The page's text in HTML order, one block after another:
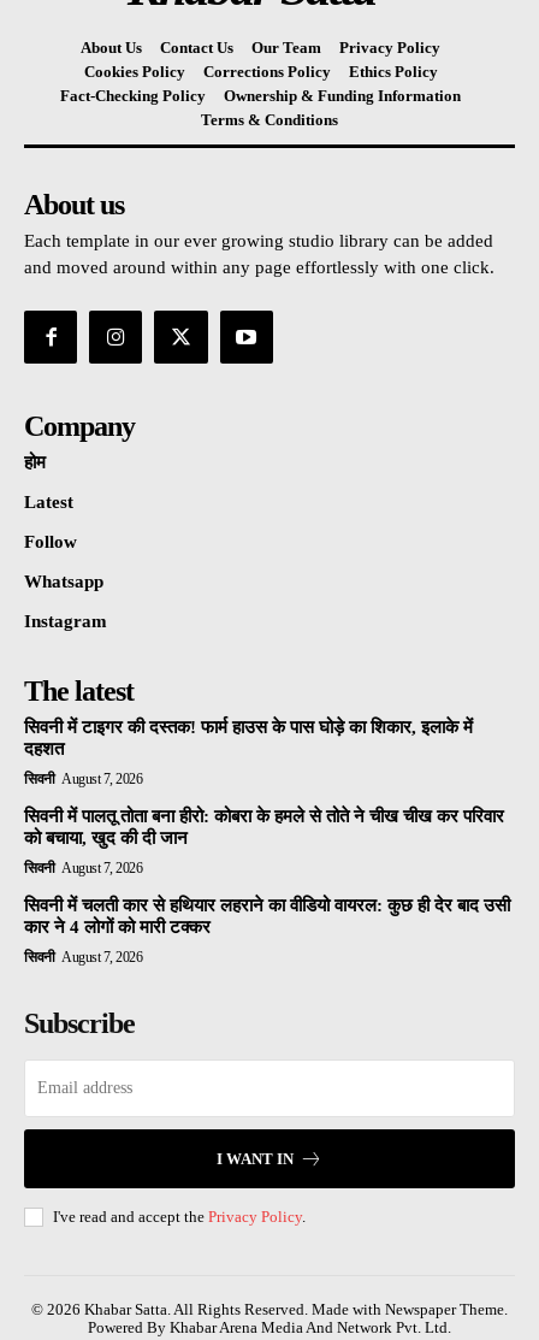
About Us Contact Us Our Team
Privacy Policy
Cookies Policy
Corrections Policy
Ethics Policy
Fact-Checking Policy
Ownership & Funding Information
Terms & Conditions
About us
Each template in our ever growing studio library can be added
and moved around within any page effortlessly with one click.
Company
होम
Latest
Follow
Whatsapp
Instagram
The latest
सिवनी में टाइगर की दस्तक! फार्म हाउस के पास घोड़े का शिकार, इलाके में
दहशत
सिवनी August 7, 2026
सिवनी में पालतू तोता बना हीरो: कोबरा के हमले से तोते ने चीख चीख कर परिवार
को बचाया, खुद की दी जान
सिवनी August 7, 2026
सिवनी में चलती कार से हथियार लहराने का वीडियो वायरल: कुछ ही देर बाद उसी
कार ने 4 लोगों को मारी टक्कर
सिवनी August 7, 2026
Subscribe
I WANT IN
I've read and accept the Privacy Policy.
© 2026 Khabar Satta. All Rights Reserved. Made with Newspaper Theme.
Powered By Khabar Arena Media And Network Pvt. Ltd.